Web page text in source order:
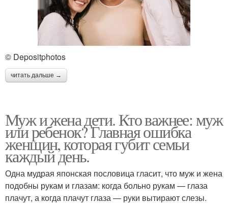
© Depositphotos
читать дальше →
Муж и жена дети. Кто важнее: муж
или ребенок? Главная ошибка
женщин, которая губит семьи
каждый день.
Одна мудрая японская пословица гласит, что муж и жена
подобны рукам и глазам: когда больно рукам — глаза
плачут, а когда плачут глаза — руки вытирают слезы.